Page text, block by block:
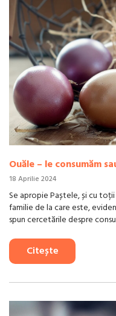
Ouăle – le consumăm
18 Aprilie 2024
Se apropie Paștele, și cu
familie de la care este,
spun cercetările despre
Citește